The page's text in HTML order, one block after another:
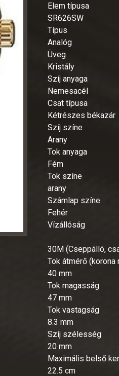
Elem típusa
SR626SW
Típus
Analóg
Üveg
Kristály
Szíj anyaga
Nemesacél
Csat típusa
Kétrészes békazár
Szíj színe
Arany
Tok anyaga
Fém
Tok színe
arany
Számlap színe
Fehér
Vízállóság
30M (Cseppálló,
Tok átmérő (korona
40 mm
Tok magasság
47 mm
Tok vastagság
8.3 mm
Szíj szélesség
20 mm
Maximális belső
22.5 cm